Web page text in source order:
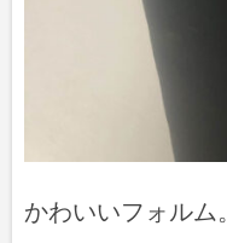
かわいいフォルム。